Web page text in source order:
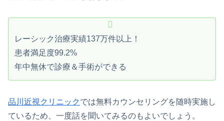
レーシック治療実績137万件以上！
患者満足度99.2%
年中無休で診療＆手術ができる
品川近視クリニックでは無料カウンセリングを随時実施し
ているため、一度話を聞いてみるのもよいでしょう。